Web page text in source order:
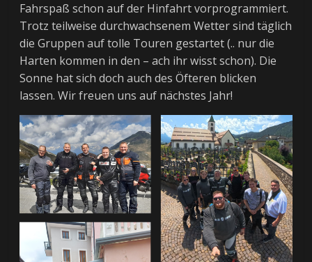
Fahrspaß schon auf der Hinfahrt vorprogrammiert.
Trotz teilweise durchwachsenem Wetter sind täglich
die Gruppen auf tolle Touren gestartet (.. nur die
Harten kommen in den – ach ihr wisst schon). Die
Sonne hat sich doch auch des Öfteren blicken
lassen. Wir freuen uns auf nächstes Jahr!